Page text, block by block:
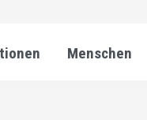
Menschen